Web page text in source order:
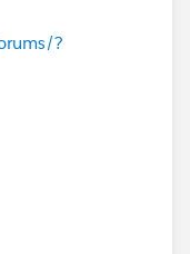
?
2015/render-